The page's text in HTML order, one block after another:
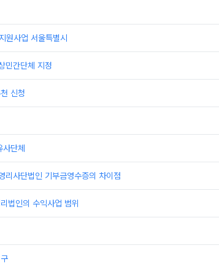
원사업 서울특별시
민간단체 지정
신청
단체
리사단법인 기부금영수증의 차이점
법인의 수익사업 범위